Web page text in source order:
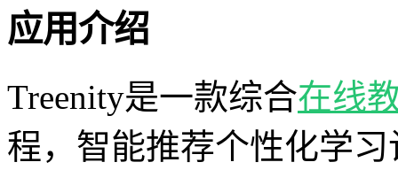
应用介绍
Treenity是一款综合在线
程，智能推荐个性化学